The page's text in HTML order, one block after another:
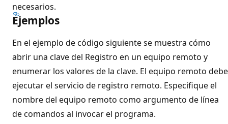
necesarios.
Ejemplos
En el ejemplo de código siguiente se muestra cómo
abrir una clave del Registro en un equipo remoto y
enumerar los valores de la clave. El equipo remoto debe
ejecutar el servicio de registro remoto. Especifique el
nombre del equipo remoto como argumento de línea
de comandos al invocar el programa.